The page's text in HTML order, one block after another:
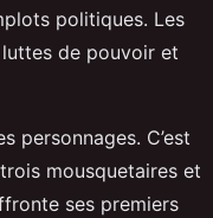
politiques. Les
de pouvoir et
personnages. C’est
mousquetaires et
ses premiers